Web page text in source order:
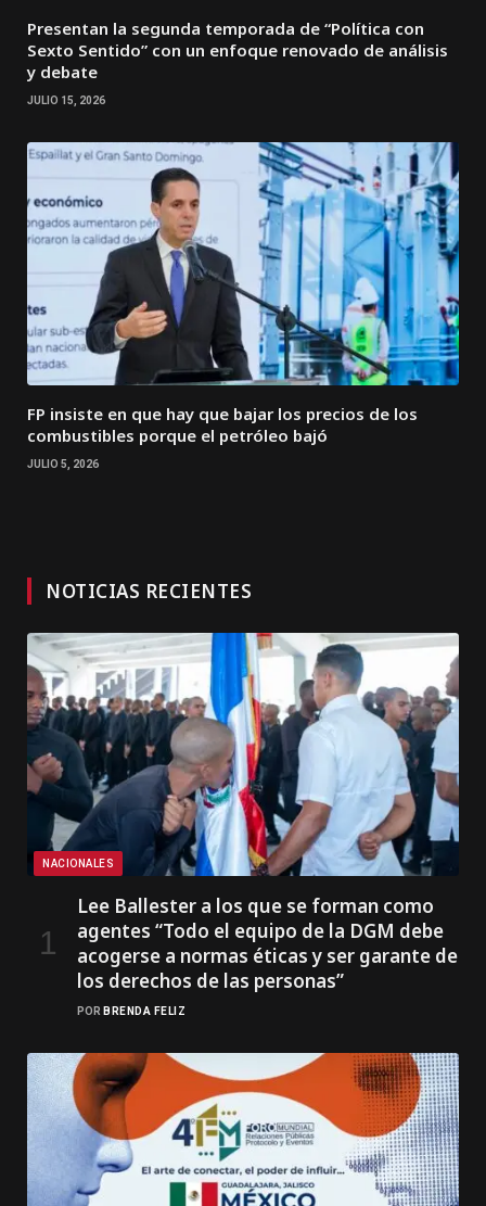
Presentan la segunda temporada de “Política con
Sexto Sentido” con un enfoque renovado de análisis
y debate
JULIO 15, 2026
FP insiste en que hay que bajar los precios de los
combustibles porque el petróleo bajó
JULIO 5, 2026
NOTICIAS RECIENTES
NACIONALES
Lee Ballester a los que se forman como
agentes “Todo el equipo de la DGM debe
acogerse a normas éticas y ser garante de
los derechos de las personas”
POR BRENDA FELIZ